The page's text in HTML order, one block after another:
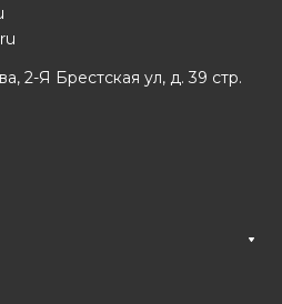
2-Я Брестская ул, д. 39 стр.